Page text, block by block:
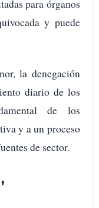
para órganos
y puede
la denegación
diario de los
de los
y a un proceso
de sector.